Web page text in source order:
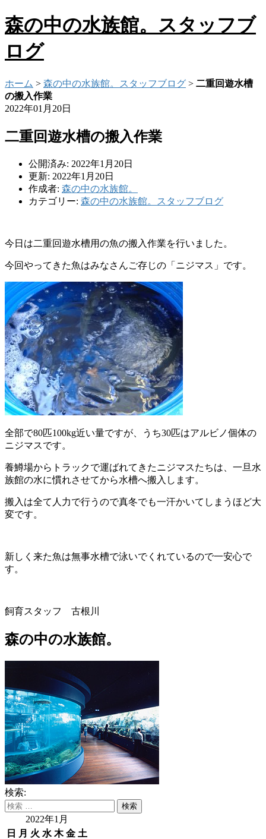
森の中の水族館。スタッフブ
ログ
ホーム > 森の中の水族館。スタッフブログ > 二重回遊水槽
の搬入作業
2022年01月20日
二重回遊水槽の搬入作業
公開済み: 2022年1月20日
更新: 2022年1月20日
作成者: 森の中の水族館。
カテゴリー: 森の中の水族館。スタッフブログ
今日は二重回遊水槽用の魚の搬入作業を行いました。
今回やってきた魚はみなさんご存じの「ニジマス」です。
全部で80匹100kg近い量ですが、うち30匹はアルビノ個体の
ニジマスです。
養鱒場からトラックで運ばれてきたニジマスたちは、一旦水
族館の水に慣れさせてから水槽へ搬入します。
搬入は全て人力で行うので真冬でも一汗かいてしまうほど大
変です。
新しく来た魚は無事水槽で泳いでくれているので一安心で
す。
飼育スタッフ 古根川
森の中の水族館。
検索:
2022年1月
日
月 火 水 木 金 土